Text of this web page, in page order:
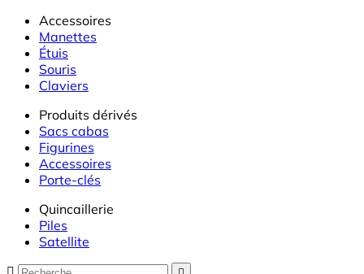
Accessoires
Manettes
Étuis
Souris
Claviers
Produits dérivés
Sacs cabas
Figurines
Accessoires
Porte-clés
Quincaillerie
Piles
Satellite